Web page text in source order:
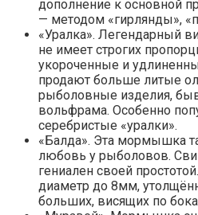
дополнение к основной
— методом «гирлянды»,
«Уралка». Легендарный
не имеет строгих
укороченные и
продают больше литые
рыболовные изделия,
вольфрама. Особенно
серебристые «уралки».
«Балда». Эта мормышка
любовь у рыболовов.
гениален своей
диаметр до 8мм,
больших, висящих по